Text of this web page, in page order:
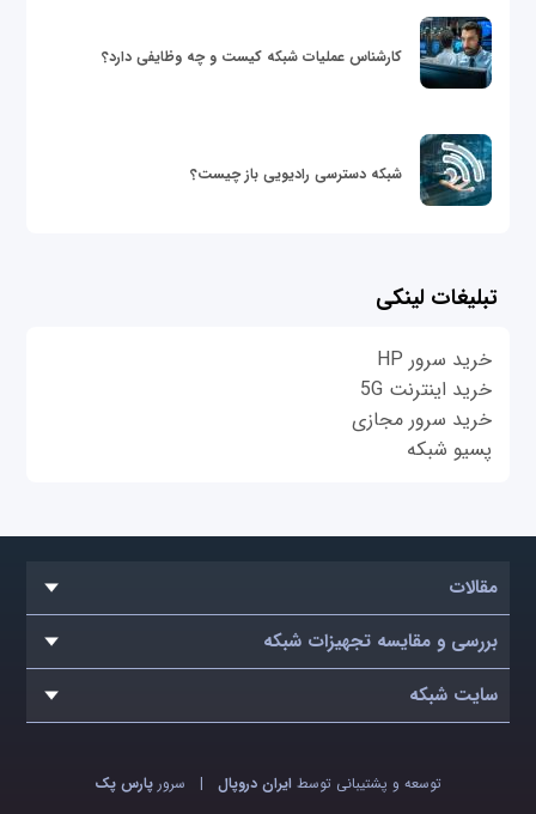
کارشناس عملیات شبکه کیست و چه وظایفی دارد؟
شبکه دسترسی رادیویی باز چیست؟
تبلیغات لینکی
خرید سرور HP
خرید اینترنت 5G
خرید سرور مجازی
پسیو شبکه
مقالات
بررسی و مقایسه تجهیزات شبکه
سایت شبکه
توسعه و پشتیبانی توسط ایران دروپال| سرور پارس پک